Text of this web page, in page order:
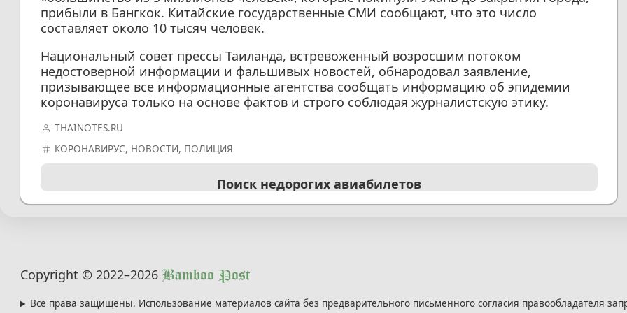
прибыли в Бангкок. Китайские государственные СМИ сообщают, что это число
составляет около 10 тысяч человек.
Национальный совет прессы Таиланда, встревоженный возросшим потоком
недостоверной информации и фальшивых новостей, обнародовал заявление,
призывающее все информационные агентства сообщать информацию об эпидемии
коронавируса только на основе фактов и строго соблюдая журналистскую этику.
THAINOTES.RU
КОРОНАВИРУС, НОВОСТИ, ПОЛИЦИЯ
Поиск недорогих авиабилетов
Copyright © 2022–2026 Bamboo Post
Все права защищены. Использование материалов сайта без предварительного письменного согласия правообладателя